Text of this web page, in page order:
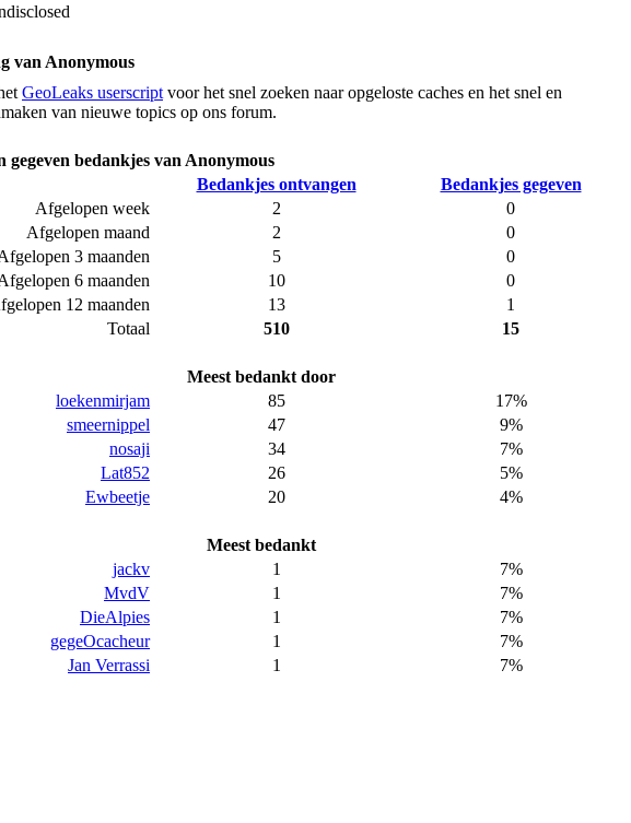
van Anonymous
GeoLeaks userscript voor het snel zoeken naar opgeloste caches en het snel en
van nieuwe topics op ons forum.
gegeven bedankjes van Anonymous
Bedankjes ontvangen
Bedankjes gegeven
Afgelopen week
2
0
Afgelopen maand
2
0
3 maanden
5
0
6 maanden
10
0
12 maanden
13
1
Totaal
510 15
Meest bedankt door
loekenmirjam
85
17%
smeernippel
47
9%
nosaji
34
7%
Lat852
26
5%
Ewbeetje
20 4%
Meest bedankt
jackv
1
7%
MvdV
1
7%
DieAlpies
1
7%
gegeOcacheur
1
7%
Jan Verrassi
1 7%